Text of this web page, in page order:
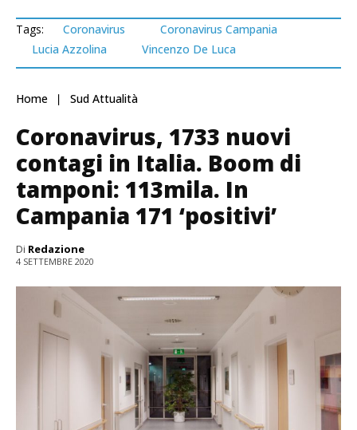
Tags: Coronavirus
Coronavirus Campania
Lucia Azzolina
Vincenzo De Luca
Home Sud Attualità
Coronavirus, 1733 nuovi
contagi in Italia. Boom di
tamponi: 113mila. In
Campania 171 ‘positivi’
Di Redazione
4 SETTEMBRE 2020